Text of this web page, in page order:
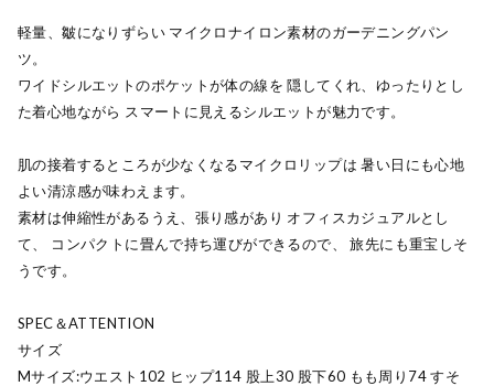
軽量、皺になりずらい マイクロナイロン素材のガーデニングパン
ツ。
ワイドシルエットのポケットが体の線を 隠してくれ、ゆったりとし
た着心地ながら スマートに見えるシルエットが魅力です。
肌の接着するところが少なくなるマイクロリップは 暑い日にも心地
よい清涼感が味わえます。
素材は伸縮性があるうえ、張り感があり オフィスカジュアルとし
て、 コンパクトに畳んで持ち運びができるので、 旅先にも重宝しそ
うです。
SPEC＆ATTENTION
サイズ
Mサイズ:ウエスト102 ヒップ114 股上30 股下60 もも周り74 すそ